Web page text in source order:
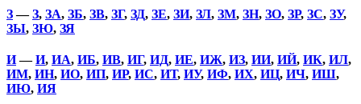
З—З, ЗА, ЗБ, ЗВ, ЗГ, ЗД, ЗЕ, ЗИ, ЗЛ, ЗМ, ЗН, ЗО, ЗР, ЗС, ЗУ,
ЗЫ, ЗЮ, ЗЯ
И—И, ИА, ИБ, ИВ, ИГ, ИД, ИЕ, ИЖ, ИЗ, ИИ, ИЙ, ИК, ИЛ,
ИМ, ИН, ИО, ИП, ИР, ИС, ИТ, ИУ, ИФ, ИХ, ИЦ, ИЧ, ИШ,
ИЮ, ИЯ